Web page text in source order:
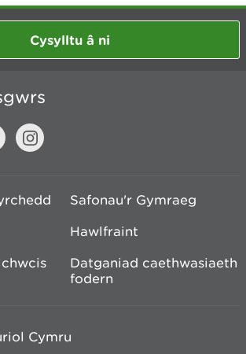
Cysylltu â ni
Safonau'r Gymraeg
Hawlfraint
Datganiad caethwasiaeth
fodern
Cymru